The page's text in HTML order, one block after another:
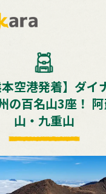
本空港発着】ダイ
の百名山3座！
山・九重山